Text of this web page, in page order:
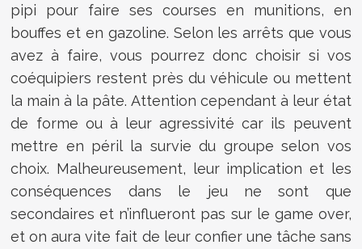
pipi pour faire ses courses en munitions, en
bouffes et en gazoline. Selon les arrêts que vous
avez à faire, vous pourrez donc choisir si vos
coéquipiers restent près du véhicule ou mettent
la main à la pâte. Attention cependant à leur état
de forme ou à leur agressivité car ils peuvent
mettre en péril la survie du groupe selon vos
choix. Malheureusement, leur implication et les
conséquences dans le jeu ne sont que
secondaires et n’influeront pas sur le game over,
et on aura vite fait de leur confier une tâche sans